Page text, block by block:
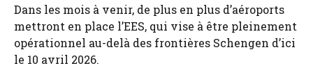
Dans les mois à venir, de plus en plus d’aéroports
mettront en place l’EES, qui vise à être pleinement
opérationnel au-delà des frontières Schengen d’ici
le 10 avril 2026.